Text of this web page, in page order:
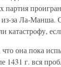
партия
за Ла-Манша.
катастрофу,
что она пока
1431 г. вся